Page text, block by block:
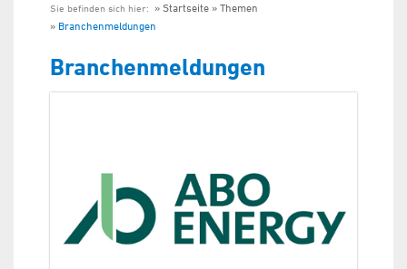
Sie befinden sich hier: Startseite
Themen
Branchenmeldungen
Branchenmeldungen